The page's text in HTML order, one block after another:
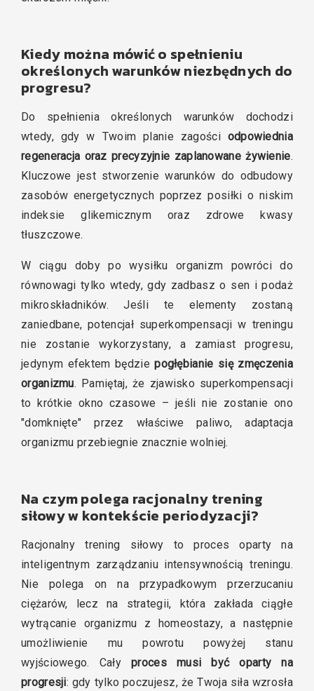
Kiedy można mówić o spełnieniu
określonych warunków niezbędnych do
progresu?
Do spełnienia określonych warunków dochodzi
wtedy, gdy w Twoim planie zagości odpowiednia
regeneracja oraz precyzyjnie zaplanowane żywienie.
Kluczowe jest stworzenie warunków do odbudowy
zasobów energetycznych poprzez posiłki o niskim
indeksie glikemicznym oraz zdrowe kwasy
tłuszczowe.
W ciągu doby po wysiłku organizm powróci do
równowagi tylko wtedy, gdy zadbasz o sen i podaż
mikroskładników. Jeśli te elementy zostaną
zaniedbane, potencjał superkompensacji w treningu
nie zostanie wykorzystany, a zamiast progresu,
jedynym efektem będziepogłębianie się zmęczenia
organizmu. Pamiętaj, że zjawisko superkompensacji
to krótkie okno czasowe – jeśli nie zostanie ono
"domknięte" przez właściwe paliwo, adaptacja
organizmu przebiegnie znacznie wolniej.
Na czym polega racjonalny trening
siłowy w kontekście periodyzacji?
Racjonalny trening siłowy to proces oparty na
inteligentnym zarządzaniu intensywnością treningu.
Nie polega on na przypadkowym przerzucaniu
ciężarów, lecz na strategii, która zakłada ciągłe
wytrącanie organizmu z homeostazy, a następnie
umożliwienie mu powrotu powyżej stanu
wyjściowego. Całyproces musi być oparty na
progresji: gdy tylko poczujesz, że Twoja siła wzrosła